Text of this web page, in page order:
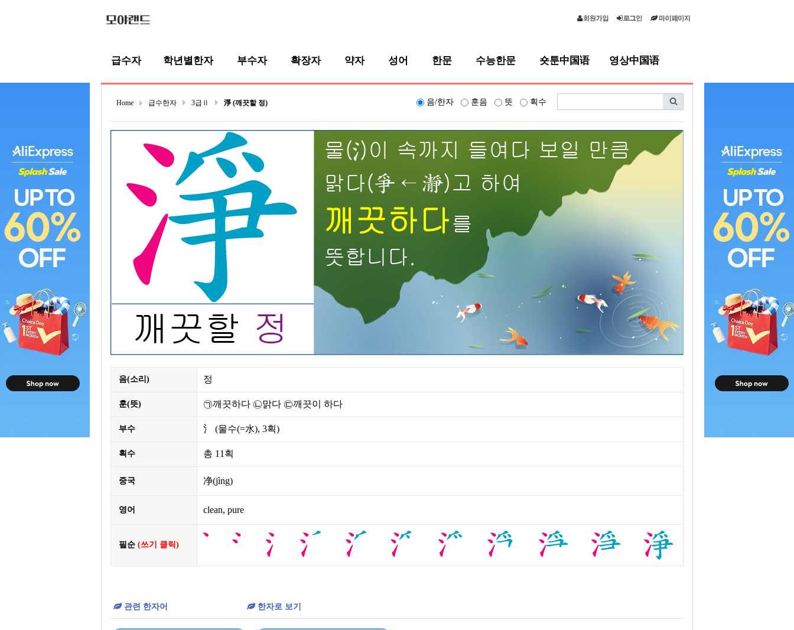
급수자 학년별한자 부수자 확장자 약자 성어 한문 수능한문 숏툰中国语 영상中国语
Home 급수한자 3급Ⅱ 淨 (깨끗할 정) 음/한자 훈음 뜻 획수
음(소리) 정
훈(뜻) ㉠깨끗하다 ㉡맑다 ㉢깨끗이 하다
부수 氵 (물수(=水), 3획)
획수 총 11획
중국 净(jìng)
영어 clean, pure
필순 (쓰기 클릭)
관련 한자어 한자로 보기